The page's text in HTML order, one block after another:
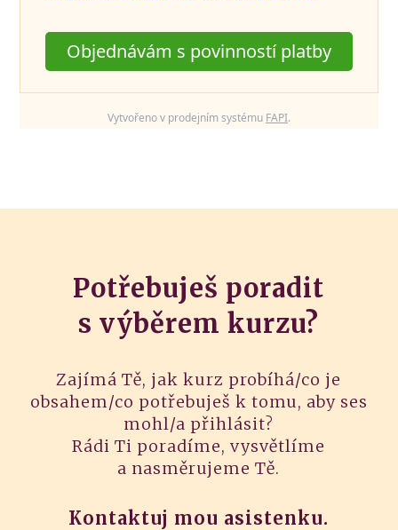
Objednávám s povinností platby
Vytvořeno v prodejním systému FAPI.
Potřebuješ poradit
s výběrem kurzu?
Zajímá Tě, jak kurz probíhá/co je
obsahem/co potřebuješ k tomu, aby ses
mohl/a přihlásit?
Rádi Ti poradíme, vysvětlíme
a nasměrujeme Tě.
Kontaktuj mou asistenku.